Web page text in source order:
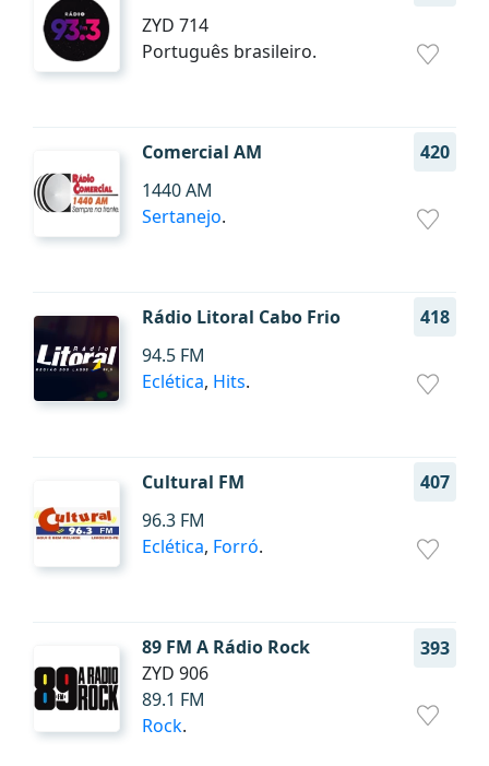
ZYD 714
Português brasileiro.
Comercial AM
420
1440 AM
Sertanejo.
Rádio Litoral Cabo Frio
418
94.5 FM
Eclética, Hits.
Cultural FM
407
96.3 FM
Eclética, Forró.
89 FM A Rádio Rock
393
ZYD 906
89.1 FM
Rock.